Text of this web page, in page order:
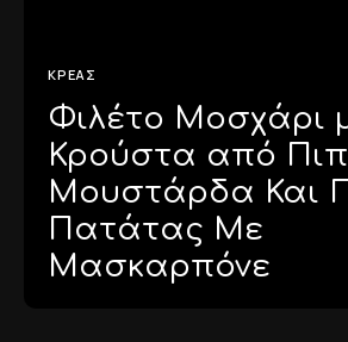
ΚΡΈΑΣ
Φιλέτο Μοσχάρι
Κρούστα από
Μουστάρδα Και
Πατάτας Με
Μασκαρπόνε